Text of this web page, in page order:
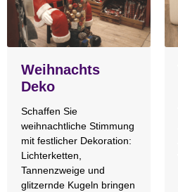
Weihnachts
Deko
Schaffen Sie
weihnachtliche Stimmung
mit festlicher Dekoration:
Lichterketten,
Tannenzweige und
glitzernde Kugeln bringen